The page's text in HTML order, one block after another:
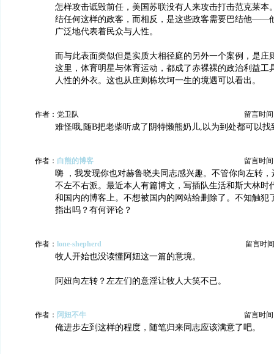
怎样攻击诋毁前任，美国苏联没有人来攻击打击范克莱本
结任何这样的政客，而相反，是这些政客需要巴结他——
广泛地代表着民众与人性。
而与此表面类似但是实质大相径庭的另外一个案例，是庄
这里，体育明星与体育运动，都成了赤裸裸的政治利益工
人性的外衣。这也从庄则栋坎坷一生的境遇可以看出。
作者：党卫队 留言时间
难怪哦,随B把老柴听成了阴特懒熊奶儿,以为到处都可以找
作者： 白熊的博客 留言时间
嗨 ，我发现你也对赫鲁晓夫同志感兴趣。不管你向左转
不左不右派。最近本人有篇博文，写插队生活和斯大林时
和国内的博客上。不想被国内的网站给删除了。不知触犯
指出吗？有何评论？
作者： lone-shepherd 留言时
牧人开始也没读懂阿妞这一篇的意境。
阿妞向左转？左左们的意淫让牧人大笑不已。
作者： 阿妞不牛 留言时间
俺进步左到这样的程度，随笔归来同志应该满意了吧。